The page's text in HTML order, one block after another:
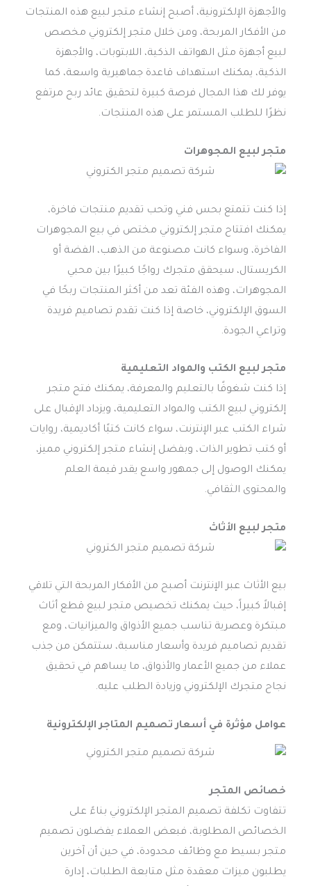
والأجهزة الإلكترونية، أصبح إنشاء متجر لبيع هذه المنتجات
من الأفكار المربحة، ومن خلال متجر إلكتروني مخصص
لبيع أجهزة مثل الهواتف الذكية، اللابتوبات، والأجهزة
الذكية، يمكنك استهداف قاعدة جماهيرية واسعة، كما
يوفر لك هذا المجال فرصة كبيرة لتحقيق عائد ربح مرتفع
نظرًا للطلب المستمر على هذه المنتجات.
متجر لبيع المجوهرات
إذا كنت تتمتع بحس فني وتحب تقديم منتجات فاخرة،
يمكنك افتتاح متجر إلكتروني مختص في بيع المجوهرات
الفاخرة، وسواء كانت مصنوعة من الذهب، الفضة أو
الكريستال، سيحقق متجرك رواجًا كبيرًا بين محبي
المجوهرات، وهذه الفئة تعد من أكثر المنتجات ربحًا في
السوق الإلكتروني، خاصة إذا كنت تقدم تصاميم فريدة
وتراعي الجودة.
متجر لبيع الكتب والمواد التعليمية
إذا كنت شغوفًا بالتعليم والمعرفة، يمكنك فتح متجر
إلكتروني لبيع الكتب والمواد التعليمية، ويزداد الإقبال على
شراء الكتب عبر الإنترنت، سواء كانت كتبًا أكاديمية، روايات
أو كتب تطوير الذات، وبفضل إنشاء متجر إلكتروني مميز،
يمكنك الوصول إلى جمهور واسع يقدر قيمة العلم
والمحتوى الثقافي.
متجر لبيع الأثاث
بيع الأثاث عبر الإنترنت أصبح من الأفكار المربحة التي تلاقي
إقبالاً كبيراً، حيث يمكنك تخصيص متجر لبيع قطع أثاث
مبتكرة وعصرية تناسب جميع الأذواق والميزانيات، ومع
تقديم تصاميم فريدة وأسعار مناسبة، ستتمكن من جذب
عملاء من جميع الأعمار والأذواق، ما يساهم في تحقيق
نجاح متجرك الإلكتروني وزيادة الطلب عليه.
عوامل مؤثرة في أسعار تصميم المتاجر الإلكترونية
خصائص المتجر
تتفاوت تكلفة تصميم المتجر الإلكتروني بناءً على
الخصائص المطلوبة، فبعض العملاء يفضلون تصميم
متجر بسيط مع وظائف محدودة، في حين أن آخرين
يطلبون ميزات معقدة مثل متابعة الطلبات، إدارة